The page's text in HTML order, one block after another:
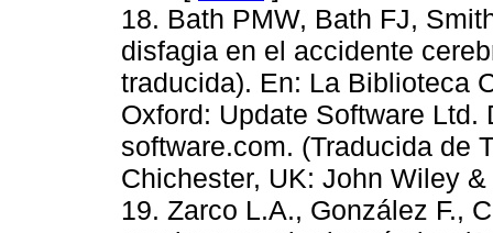
18. Bath PMW, Bath FJ,
disfagia en el accidente
traducida). En: La Biblioteca
Oxford: Update Software
software.com. (Traducida de
Chichester, UK: John
19. Zarco L.A., González F.,